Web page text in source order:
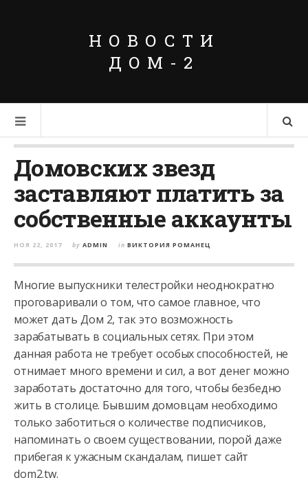
НОВОСТИ
ДОМ-2
Домовских звезд
заставляют платить за
собственные аккаунты
НОЯ 22, 2017 by ADMIN in ВИКТОРИЯ РОМАНЕЦ
Многие выпускники телестройки неоднократно
проговаривали о том, что самое главное, что
может дать Дом 2, так это возможность
зарабатывать в социальных сетях. При этом
данная работа не требует особыхспособностей, не
отнимает много времени и сил, а вот денег можно
заработать достаточно для того, чтобы безбедно
жить в столице. Бывшим домовцам необходимо
только заботиться о количестве подписчиков,
напоминать о своем существовании, порой даже
прибегая к ужасным скандалам, пишет сайт
dom2.tw.